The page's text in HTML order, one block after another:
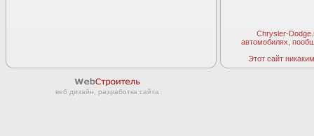
Chrysler-
автомобилях,
Этот сайт
веб дизайн, разработка сайта